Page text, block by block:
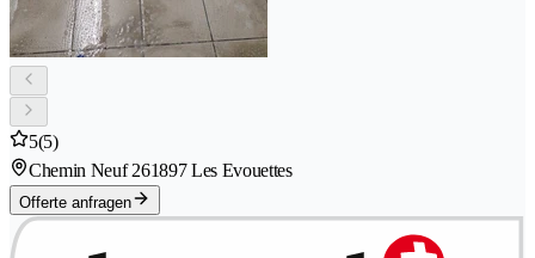
5(5)
Chemin Neuf 261897 Les Evouettes
Offerte anfragen